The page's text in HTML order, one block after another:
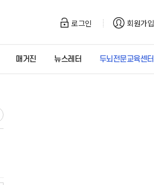
로그인 회원가입
매거진 뉴스레터 두뇌전문교육센터